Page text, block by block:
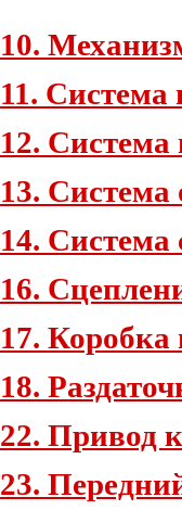
10.
11. Система
12. Система
13. Система
14. Система
16.
17. Коробка
18.
22. Привод
23.